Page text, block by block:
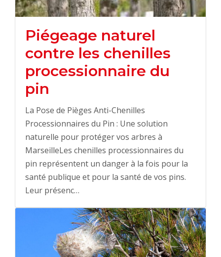
Piégeage naturel
contre les chenilles
processionnaire du
pin
La Pose de Pièges Anti-Chenilles
Processionnaires du Pin : Une solution
naturelle pour protéger vos arbres à
MarseilleLes chenilles processionnaires du
pin représentent un danger à la fois pour la
santé publique et pour la santé de vos pins.
Leur présenc…